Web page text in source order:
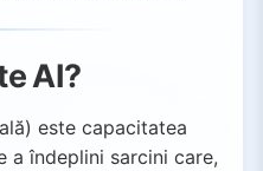
AI?
este capacitatea
a îndeplini sarcini care,